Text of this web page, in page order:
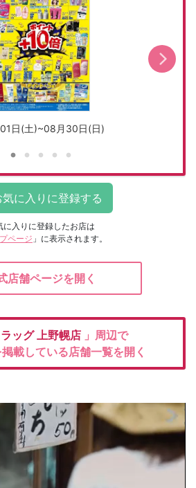
日(土)~08月30日(日)
に入りに登録したお店は
ページ 」に表示されます。
店舗ページを開く
ッグ 上野幌店 」周辺で
載している店舗一覧を開く